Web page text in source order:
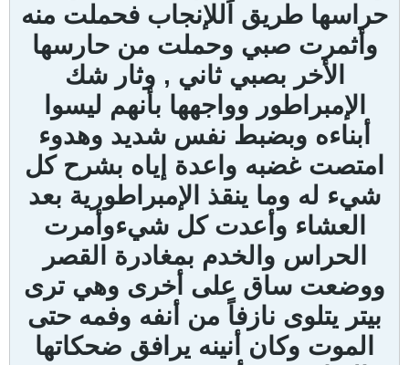
حراسها طريق اًللإنجاب فحملت منه
وأثمرت صبي وحملت من حارسها
الأخر بصبي ثاني , وثار شك
الإمبراطور وواجهها بأنهم ليسوا
أبناءه وبضبط نفس شديد وهدوء
امتصت غضبه واعدة إياه بشرح كل
شيء له وما ينقذ الإمبراطورية بعد
العشاء وأعدت كل شيءوأمرت
الحراس والخدم بمغادرة القصر
ووضعت ساق على أخرى وهي ترى
بيتر يتلوى نازفاً من أنفه وفمه حتى
الموت وكان أنينه يرافق ضحكاتها